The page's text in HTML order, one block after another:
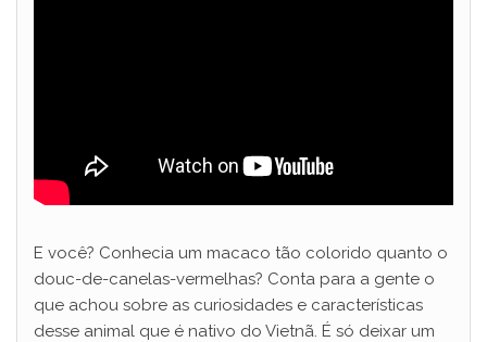
E você? Conhecia um macaco tão colorido quanto o
douc-de-canelas-vermelhas? Conta para a gente o
que achou sobre as curiosidades e características
desse animal que é nativo do Vietnã. É só deixar um